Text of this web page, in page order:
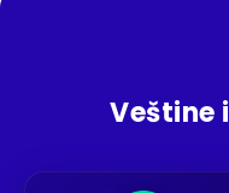
Veštine i